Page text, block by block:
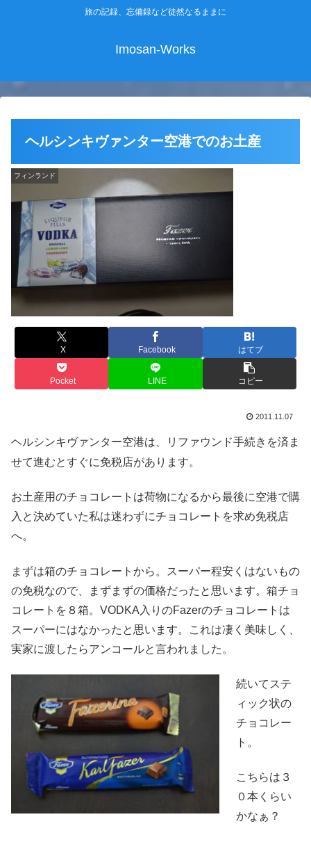
旅の記録、忘備録など徒然なるままに
Imosan-Works
ヘルシンキヴァンター空港でのお土産
フィンランド
X Facebook はてブ
Pocket LINE コピー
2011.11.07
ヘルシンキヴァンター空港は、リファウンド手続きを済ま
せて進むとすぐに免税店があります。
お土産用のチョコレートは荷物になるから最後に空港で購
入と決めていた私は迷わずにチョコレートを求め免税店
へ。
まずは箱のチョコレートから。スーパー程安くはないもの
の免税なので、まずまずの価格だったと思います。箱チョ
コレートを８箱。VODKA入りのFazerのチョコレートは
スーパーにはなかったと思います。これは凄く美味しく、
実家に渡したらアンコールと言われました。
続いてステ
ィック状の
チョコレー
ト。
こちらは３
０本くらい
かなぁ？